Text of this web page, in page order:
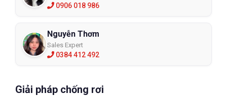
0906 018 986
Nguyễn Thơm
Sales Expert
0384 412 492
Giải pháp chống rơi